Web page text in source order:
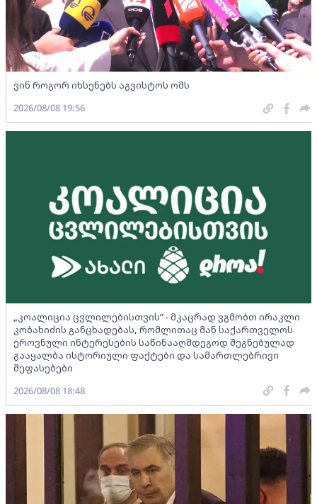
ვინ როგორ იხსენებს აგვისტოს ომს
2026/08/08 19:56
„კოალიცია ცვლილებისთვის“ - მკაცრად ვგმობთ ირაკლი
კობახიძის განცხადებას, რომლითაც მან საქართველოს
ეროვნული ინტერესების საწინააღმდეგოდ შეგნებულად
გააყალბა ისტორიული ფაქტები და სამართლებრივი
შეფასებები
2026/08/08 18:48